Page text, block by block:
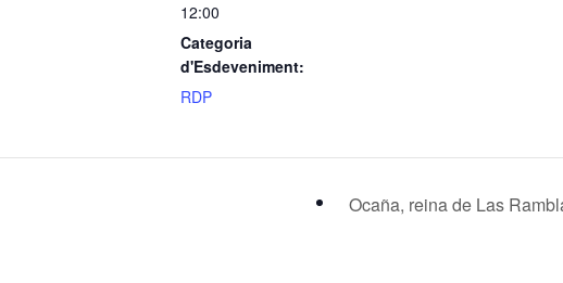
12:00
Categoria
d'Esdeveniment:
RDP
Ocaña, reina de Las